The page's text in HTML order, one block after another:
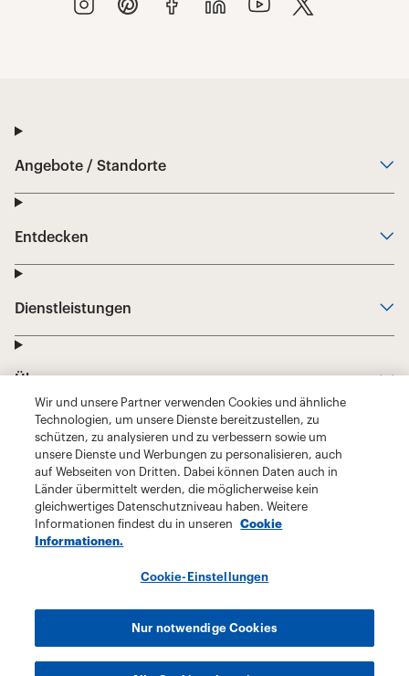
Wir und unsere Partner verwenden Cookies und ähnliche
Technologien, um unsere Dienste bereitzustellen, zu
schützen, zu analysieren und zu verbessern sowie um
unsere Dienste und Werbungen zu personalisieren, auch
auf Webseiten von Dritten. Dabei können Daten auch in
Länder übermittelt werden, die möglicherweise kein
gleichwertiges Datenschutzniveau haben. Weitere
Informationen findest du in unseren
Cookie
Informationen.
Cookie-Einstellungen
Nur notwendige Cookies